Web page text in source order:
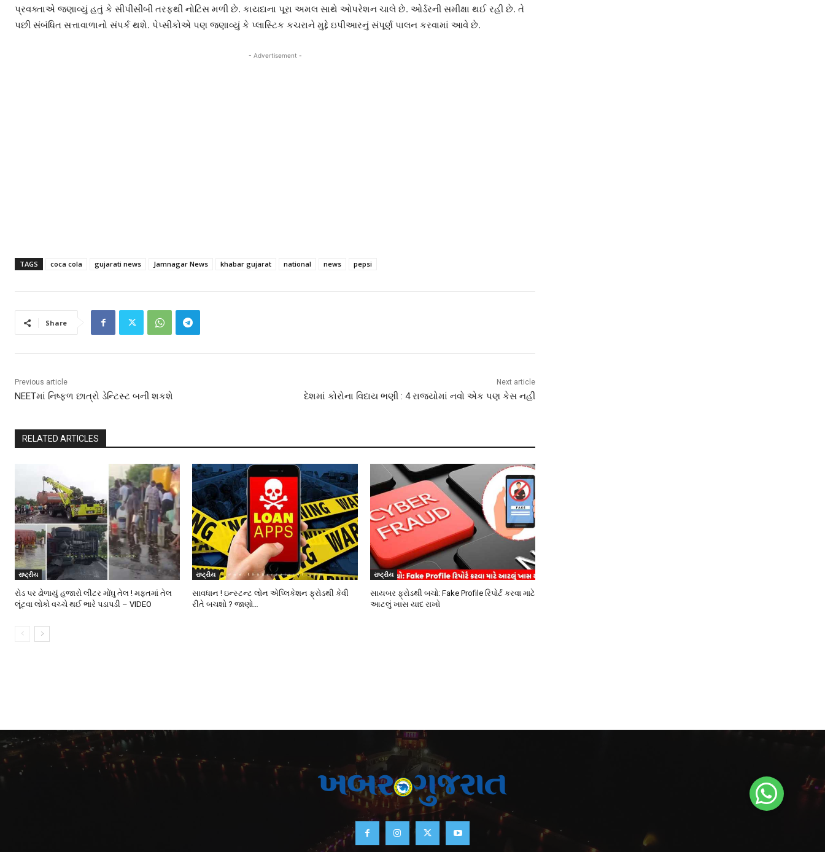
પ્રવક્તાએ જણાવ્યું હતું કે સીપીસીબી તરફથી નોટિસ મળી છે. કાયદાના પૂરા અમલ સાથે ઓપરેશન ચાલે છે. ઓર્ડરની સમીક્ષા થઈ રહી છે. તે
પછી સંબંધિત સત્તાવાળાનો સંપર્ક થશે. પેપ્સીકોએ પણ જણાવ્યું કે પ્લાસ્ટિક કચરાને મુદ્દે ઇપીઆરનું સંપૂર્ણ પાલન કરવામાં આવે છે.
- Advertisement -
TAGS coca cola gujarati news Jamnagar News khabar gujarat national news pepsi
Share
Previous article
NEETમાં નિષ્ફળ છાત્રો ડેન્ટિસ્ટ બની શકશે
Next article
દેશમાં કોરોના વિદાય ભણી : 4 રાજયોમાં નવો એક પણ કેસ નહીં
RELATED ARTICLES
રાષ્ટ્રીય
રોડ પર ઢોળાયું હજારો લીટર મોંઘુ તેલ ! મફતમાં તેલ
લૂંટવા લોકો વચ્ચે થઈ ભારે પડાપડી – VIDEO
રાષ્ટ્રીય
સાવધાન ! ઇન્સ્ટન્ટ લોન એપ્લિકેશન ફ્રોડથી કેવી
રીતે બચશો ? જાણો…
રાષ્ટ્રીય
સાયબર ફ્રોડથી બચો: Fake Profile રિપોર્ટ કરવા માટે
આટલું ખાસ યાદ રાખો